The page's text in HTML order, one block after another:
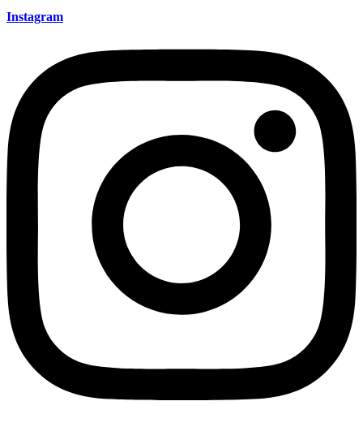
Instagram